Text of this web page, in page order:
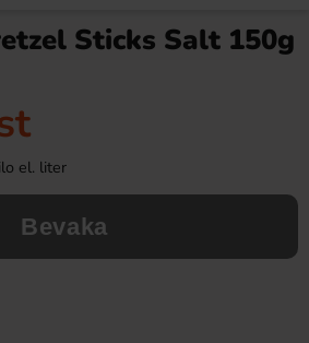
Sticks Salt 150g
el. liter
Bevaka